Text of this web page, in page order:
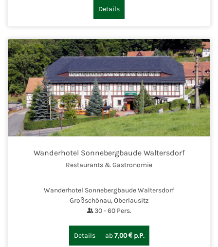
Details
Wanderhotel Sonnebergbaude Waltersdorf
Restaurants & Gastronomie
Wanderhotel Sonnebergbaude Waltersdorf
Großschönau, Oberlausitz
30-60Pers.
Details ab7,00 € p.P.